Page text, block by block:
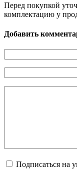
Перед покупкой
комплектацию у
Добавить
Подписаться на